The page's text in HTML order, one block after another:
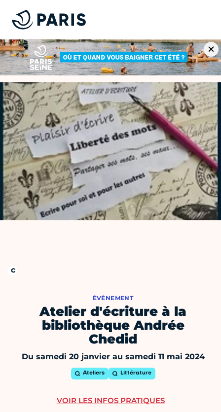
ÉVÈNEMENT
Atelier d'écriture à la
bibliothèque Andrée
Chedid
Du samedi 20 janvier au samedi 11 mai 2024
Ateliers Littérature
VOIR LES INFOS PRATIQUES